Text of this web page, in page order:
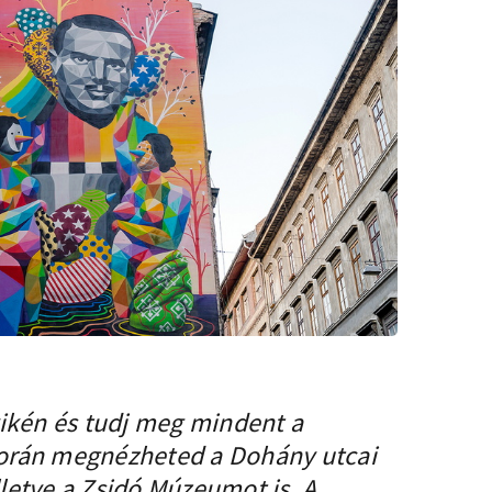
és tudj meg mindent a
megnézheted a Dohány utcai